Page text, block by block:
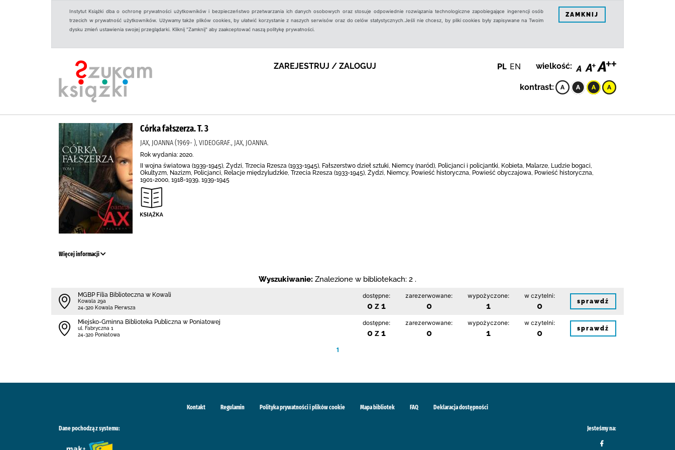
Instytut Książki dba o ochronę prywatności użytkowników i bezpieczeństwo przetwarzania ich danych osobowych oraz stosuje odpowiednie rozwiązania technologiczne zapobiegające ingerencji osób
trzecich w prywatność użytkowników. Używamy także plików cookies, by ułatwić korzystanie z naszych serwisów oraz do celów statystycznych.Jeśli nie chcesz, by pliki cookies były zapisywane na Twoim
dysku zmień ustawienia swojej przeglądarki. Kliknij "Zamknij" aby zaakceptować naszą politykę prywatności.
ZAMKNIJ
ZAREJESTRUJ / ZALOGUJ PL EN wielkość:
kontrast:
Córka fałszerza. T. 3
JAX, JOANNA (1969- ), VIDEOGRAF., JAX, JOANNA.
Rok wydania: 2020.
II wojna światowa (1939-1945), Żydzi, Trzecia Rzesza (1933-1945), Fałszerstwo dzieł sztuki, Niemcy (naród), Policjanci i policjantki, Kobieta, Malarze, Ludzie bogaci,
Okultyzm, Nazizm, Policjanci, Relacje międzyludzkie, Trzecia Rzesza (1933-1945), Żydzi, Niemcy, Powieść historyczna, Powieść obyczajowa, Powieść historyczna,
1901-2000, 1918-1939, 1939-1945
Więcej informacji
Wyszukiwanie: Znalezione w bibliotekach: 2 .
MGBP Filia Biblioteczna w Kowali
Kowala 29a
24-320 Kowala Pierwsza
dostępne:
0 z 1
zarezerwowane:
0
wypożyczone:
1
w czytelni:
0 sprawdź
Miejsko-Gminna Biblioteka Publiczna w Poniatowej
ul. Fabryczna 1
24-320 Poniatowa
dostępne:
0 z 1
zarezerwowane:
0
wypożyczone:
1
w czytelni:
0 sprawdź
1
Kontakt Regulamin Polityka prywatności i plików cookie Mapa bibliotek FAQ Deklaracja dostępności
Dane pochodzą z systemu: Jesteśmy na: